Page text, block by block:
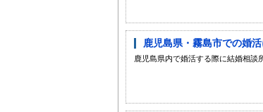
鹿児島県・霧島市での婚
鹿児島県内で婚活する際に結婚相談